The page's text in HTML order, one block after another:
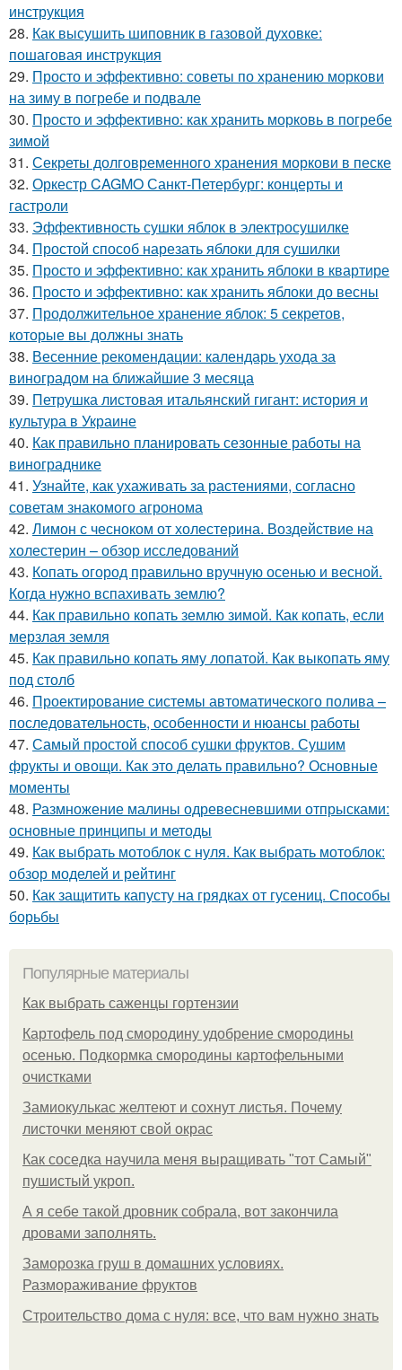
инструкция
28. Как высушить шиповник в газовой духовке:
пошаговая инструкция
29. Просто и эффективно: советы по хранению моркови
на зиму в погребе и подвале
30. Просто и эффективно: как хранить морковь в погребе
зимой
31. Секреты долговременного хранения моркови в песке
32. Оркестр CAGMO Санкт-Петербург: концерты и
гастроли
33. Эффективность сушки яблок в электросушилке
34. Простой способ нарезать яблоки для сушилки
35. Просто и эффективно: как хранить яблоки в квартире
36. Просто и эффективно: как хранить яблоки до весны
37. Продолжительное хранение яблок: 5 секретов,
которые вы должны знать
38. Весенние рекомендации: календарь ухода за
виноградом на ближайшие 3 месяца
39. Петрушка листовая итальянский гигант: история и
культура в Украине
40. Как правильно планировать сезонные работы на
винограднике
41. Узнайте, как ухаживать за растениями, согласно
советам знакомого агронома
42. Лимон с чесноком от холестерина. Воздействие на
холестерин – обзор исследований
43. Копать огород правильно вручную осенью и весной.
Когда нужно вспахивать землю?
44. Как правильно копать землю зимой. Как копать, если
мерзлая земля
45. Как правильно копать яму лопатой. Как выкопать яму
под столб
46. Проектирование системы автоматического полива –
последовательность, особенности и нюансы работы
47. Самый простой способ сушки фруктов. Сушим
фрукты и овощи. Как это делать правильно? Основные
моменты
48. Размножение малины одревесневшими отпрысками:
основные принципы и методы
49. Как выбрать мотоблок с нуля. Как выбрать мотоблок:
обзор моделей и рейтинг
50. Как защитить капусту на грядках от гусениц. Способы
борьбы
Популярные материалы
Как выбрать саженцы гортензии
Картофель под смородину удобрение смородины
осенью. Подкормка смородины картофельными
очистками
Замиокулькас желтеют и сохнут листья. Почему
листочки меняют свой окрас
Как соседка научила меня выращивать "тот Самый"
пушистый укроп.
А я себе такой дровник собрала, вот закончила
дровами заполнять.
Заморозка груш в домашних условиях.
Размораживание фруктов
Строительство дома с нуля: все, что вам нужно знать